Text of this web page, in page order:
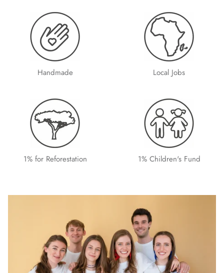
Handmade Local Jobs
1% for Reforestation 1% Children's Fund